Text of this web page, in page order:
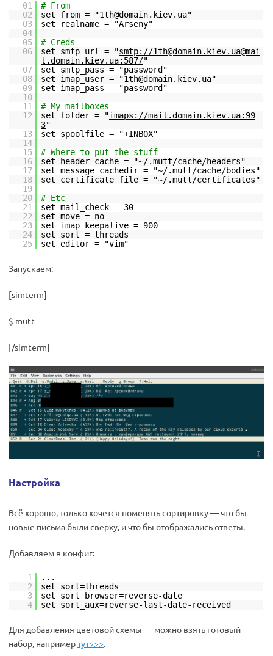
01
# From
02
set from = "1th@domain.kiev.ua"
03
set realname = "Arseny"
04
05
# Creds
06
set smtp_url = "smtp://1th@domain.kiev.ua@mai
l.domain.kiev.ua:587/"
07
set smtp_pass = "password"
08
set imap_user = "1th@domain.kiev.ua"
09
set imap_pass = "password"
10
11
# My mailboxes
12
set folder = "imaps://mail.domain.kiev.ua:99
3"
13
set spoolfile = "+INBOX"
14
15
# Where to put the stuff
16
set header_cache = "~/.mutt/cache/headers"
17
set message_cachedir = "~/.mutt/cache/bodies"
18
set certificate_file = "~/.mutt/certificates"
19
20
# Etc
21
set mail_check = 30
22
set move = no
23
set imap_keepalive = 900
24
set sort = threads
25
set editor = "vim"
Запускаем:
[simterm]
$ mutt
[/simterm]
Настройка
Всё хорошо, только хочется поменять сортировку — что бы
новые письма были сверху, и что бы отображались ответы.
Добавляем в конфиг:
1
...
2
set sort=threads
3
set sort_browser=reverse-date
4
set sort_aux=reverse-last-date-received
Для добавления цветовой схемы — можно взять готовый
набор, напримертут>>>.